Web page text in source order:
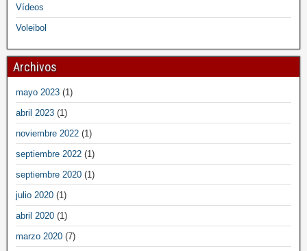
Vídeos
Voleibol
Archivos
mayo 2023 (1)
abril 2023 (1)
noviembre 2022 (1)
septiembre 2022 (1)
septiembre 2020 (1)
julio 2020 (1)
abril 2020 (1)
marzo 2020 (7)